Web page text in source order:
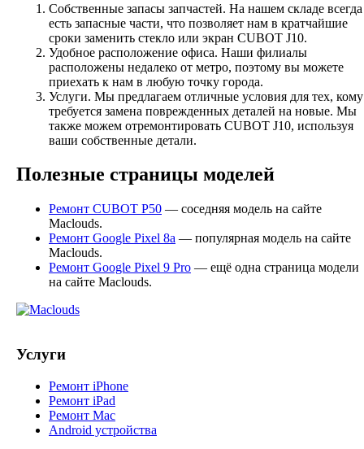
Собственные запасы запчастей. На нашем складе всегда
есть запасные части, что позволяет нам в кратчайшие
сроки заменить стекло или экран CUBOT J10.
Удобное расположение офиса. Наши филиалы
расположены недалеко от метро, поэтому вы можете
приехать к нам в любую точку города.
Услуги. Мы предлагаем отличные условия для тех, кому
требуется замена поврежденных деталей на новые. Мы
также можем отремонтировать CUBOT J10, используя
ваши собственные детали.
Полезные страницы моделей
Ремонт CUBOT P50 — соседняя модель на сайте
Maclouds.
Ремонт Google Pixel 8a — популярная модель на сайте
Maclouds.
Ремонт Google Pixel 9 Pro — ещё одна страница модели
на сайте Maclouds.
Услуги
Ремонт iPhone
Ремонт iPad
Ремонт Mac
Android устройства